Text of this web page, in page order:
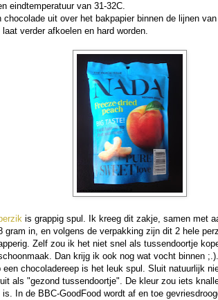
eindtemperatuur van 31-32C.
uit over het bakpapier binnen de lijnen
verder afkoelen en hard worden.
is grappig spul. Ik kreeg dit zakje, samen met
gram in, en volgens de verpakking zijn dit 2 hele
Zelf zou ik het niet snel als tussendoortje
Dan krijg ik ook nog wat vocht binnen
chocoladereep is het leuk spul. Sluit natuurlijk
als "gezond tussendoortje". De kleur zou iets
In de BBC-GoodFood wordt af en toe